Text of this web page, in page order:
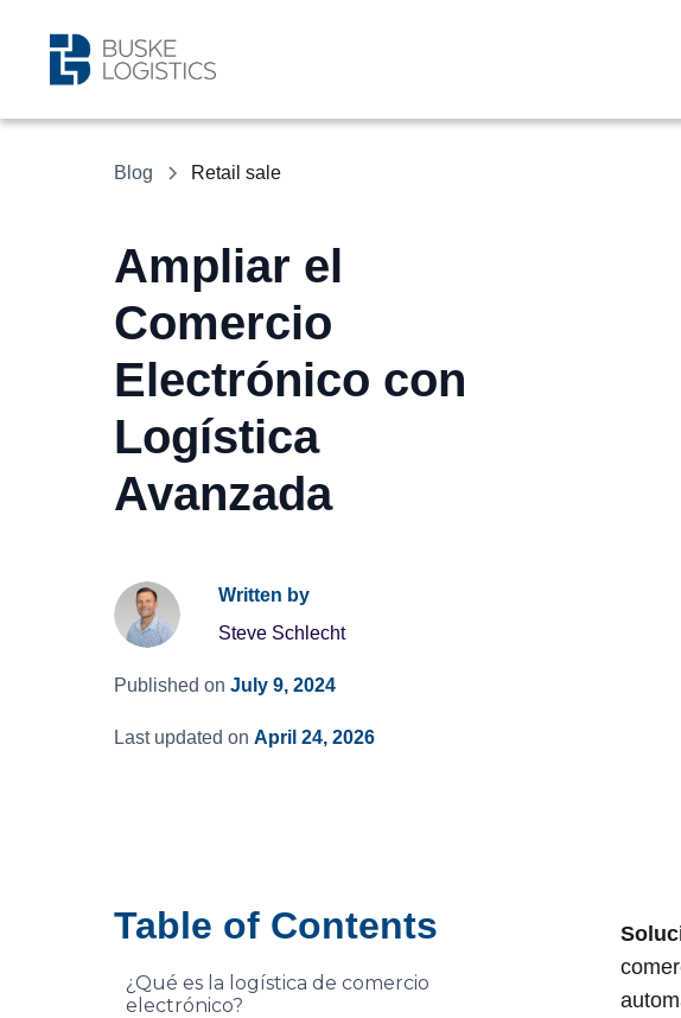
Blog Retail sale
Ampliar el
Comercio
Electrónico con
Logística
Avanzada
Written by
Steve Schlecht
Published on July 9, 2024
Last updated on April 24, 2026
Table of Contents
¿Qué es la logística de comercio
electrónico?